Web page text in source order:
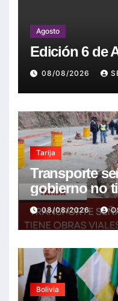
Agosto
Edición 6 de
08/08/2026
Tarija
Transporte
gobierno no
nuevas que
anterior
08/08/2026
Bolivia